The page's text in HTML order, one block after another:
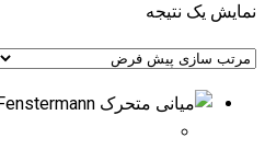
نمایش یک نتیجه